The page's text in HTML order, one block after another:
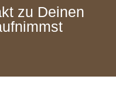
zu Deinen